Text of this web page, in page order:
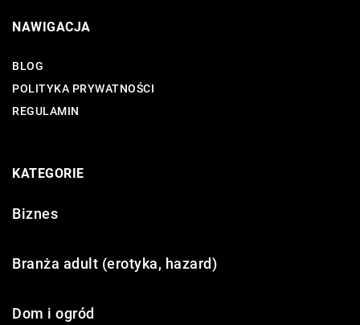
NAWIGACJA
BLOG
POLITYKA PRYWATNOŚCI
REGULAMIN
KATEGORIE
Biznes
Branża adult (erotyka, hazard)
Dom i ogród